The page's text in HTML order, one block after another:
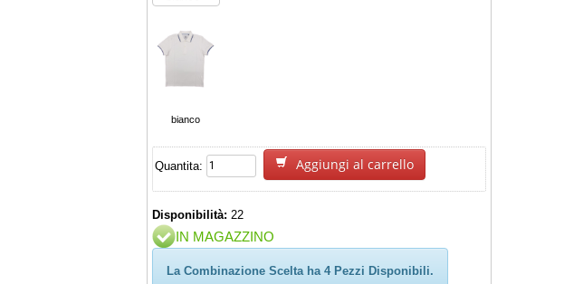
bianco
Quantita: Aggiungi al carrello
Disponibilità: 22
IN MAGAZZINO
La Combinazione Scelta ha 4 Pezzi Disponibili.